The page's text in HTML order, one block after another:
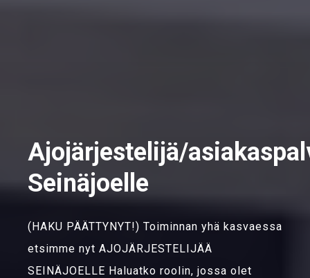
Ajojärjestelijä/
Seinäjoelle
(HAKU PÄÄTTYNYT!) Toiminnan yhä kasvaessa
etsimme nyt AJOJÄRJESTELIJÄÄ
SEINÄJOELLE Haluatko roolin, jossa olet